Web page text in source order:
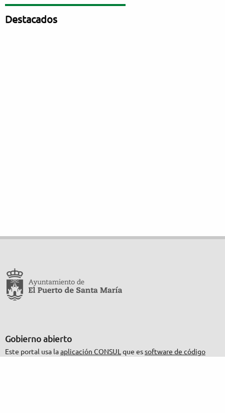
Destacados
Gobierno abierto
Este portal usa laaplicación CONSUL que essoftware de código